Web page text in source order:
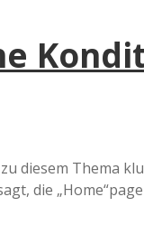
diesem Thema
die